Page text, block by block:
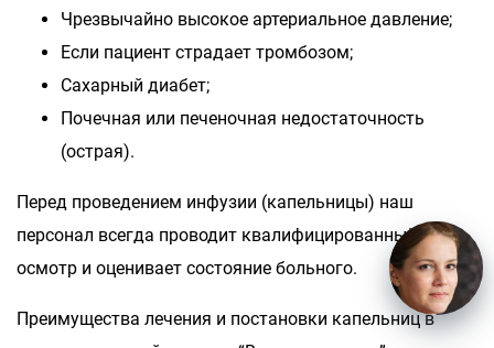
Чрезвычайно высокое артериальное давление;
Если пациент страдает тромбозом;
Сахарный диабет;
Почечная или печеночная недостаточность
(острая).
Перед проведением инфузии (капельницы) наш
персонал всегда проводит квалифицированный
осмотр и оценивает состояние больного.
Преимущества лечения и постановки капельниц в